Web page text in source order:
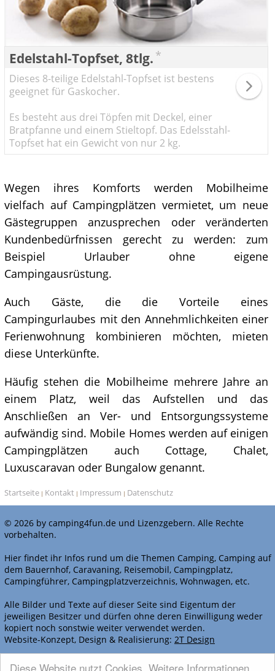
Diese Website nutzt Cookies. Weitere Informationen
Edelstahl-Topfset, 8tlg. *
Dieses 8-teilige Edelstahl-Topfset ist bestens
geeignet für Gaskocher.
Es besteht aus drei Töpfen mit Deckel, einer
Bratpfanne und einem Stieltopf. Das Edelsstahl-
Topfset hat ein Gewicht von nur 2 kg.
Wegen ihres Komforts werden Mobilheime
vielfach auf Campingplätzen vermietet, um neue
Gästegruppen anzusprechen oder veränderten
Kundenbedürfnissen gerecht zu werden: zum
Beispiel Urlauber ohne eigene
Campingausrüstung.
Auch Gäste, die die Vorteile eines
Campingurlaubes mit den Annehmlichkeiten einer
Ferienwohnung kombinieren möchten, mieten
diese Unterkünfte.
Häufig stehen die Mobilheime mehrere Jahre an
einem Platz, weil das Aufstellen und das
Anschließen an Ver- und Entsorgungssysteme
aufwändig sind. Mobile Homes werden auf einigen
Campingplätzen auch Cottage, Chalet,
Luxuscaravan oder Bungalow genannt.
Startseite | Kontakt | Impressum | Datenschutz
© 2026 by camping4fun.de und Lizenzgebern. Alle Rechte
vorbehalten.
Hier findet ihr Infos rund um die Themen Camping, Camping auf
dem Bauernhof, Caravaning, Reisemobil, Campingplatz,
Campingführer, Campingplatzverzeichnis, Wohnwagen, etc.
Alle Bilder und Texte auf dieser Seite sind Eigentum der
jeweiligen Besitzer und dürfen ohne deren Einwilligung weder
kopiert noch sonstwie weiter verwendet werden.
Website-Konzept, Design & Realisierung: 2T Design